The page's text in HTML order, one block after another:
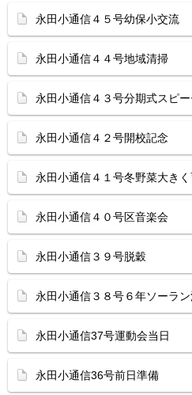
永田小通信４５号幼保小交流
永田小通信４４号地域清掃
永田小通信４３号分期式スピー
永田小通信４２号開校記念
永田小通信４１号冬野菜大き
永田小通信４０号区音楽会
永田小通信３９号脱穀
永田小通信３８号６年ソーラ
永田小通信37号運動会当日
永田小通信36号前日準備